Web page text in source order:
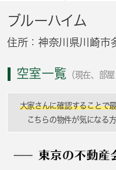
ブルーハイム
住所：神奈川県川崎市
空室一覧 （現在、部
大家さんに確認することで
こちらの物件が気になる